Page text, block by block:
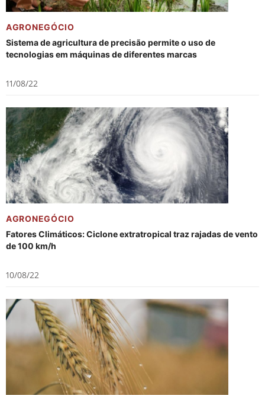
AGRONEGÓCIO
Sistema de agricultura de precisão permite o uso de
tecnologias em máquinas de diferentes marcas
11/08/22
AGRONEGÓCIO
Fatores Climáticos: Ciclone extratropical traz rajadas de vento
de 100 km/h
10/08/22